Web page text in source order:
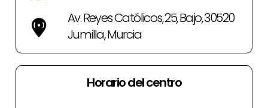
Av. Reyes Católicos, 25, Bajo, 30520
Jumilla, Murcia
Horario del centro